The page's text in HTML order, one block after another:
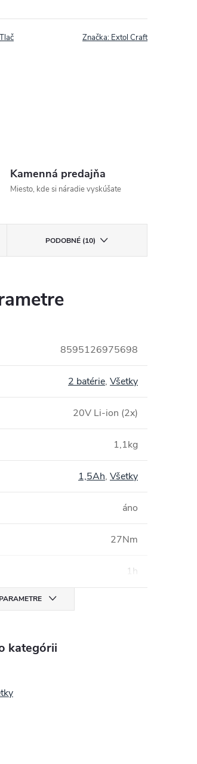
Tlač Značka: Extol Craft
Kamenná predajňa
Miesto, kde si náradie vyskúšate
PODOBNÉ (10)
8595126975698
2 batérie, Všetky
20V Li-ion (2x)
1,1kg
1,5Ah, Všetky
áno
27Nm
1h
kategórii